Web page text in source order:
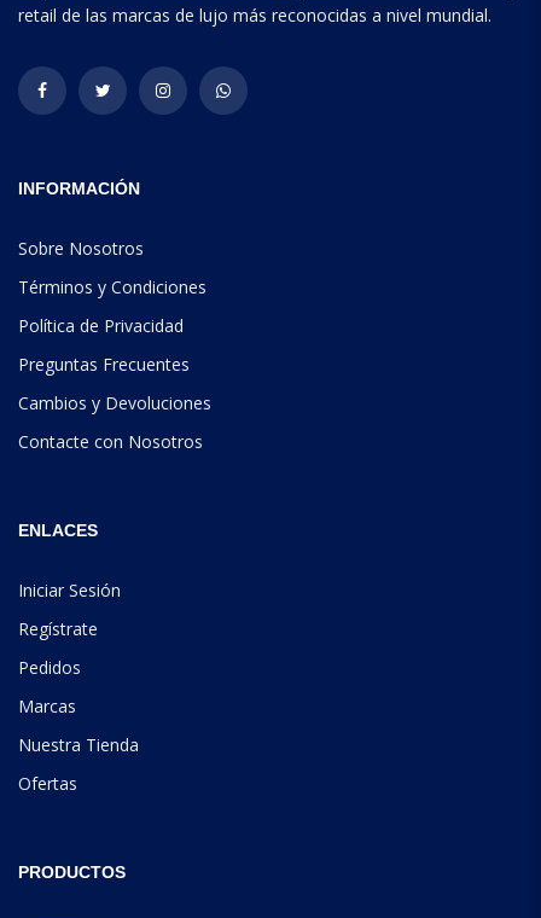
retail de las marcas de lujo más reconocidas a nivel mundial.
INFORMACIÓN
Sobre Nosotros
Términos y Condiciones
Política de Privacidad
Preguntas Frecuentes
Cambios y Devoluciones
Contacte con Nosotros
ENLACES
Iniciar Sesión
Regístrate
Pedidos
Marcas
Nuestra Tienda
Ofertas
PRODUCTOS